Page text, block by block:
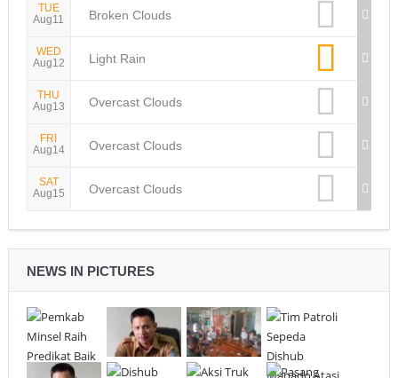
TUE
Aug11
Broken Clouds
WED
Aug12
Light Rain
THU
Aug13
Overcast Clouds
FRI
Aug14
Overcast Clouds
SAT
Aug15
Overcast Clouds
NEWS IN PICTURES